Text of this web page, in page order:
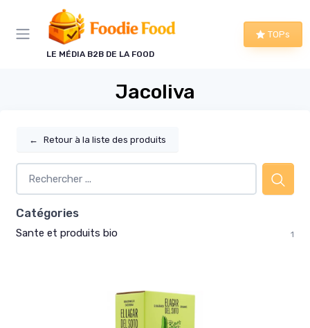
LE MÉDIA B2B DE LA FOOD
TOPs
Jacoliva
← Retour à la liste des produits
Catégories
Sante et produits bio 1
Panneau de gestion des cookies